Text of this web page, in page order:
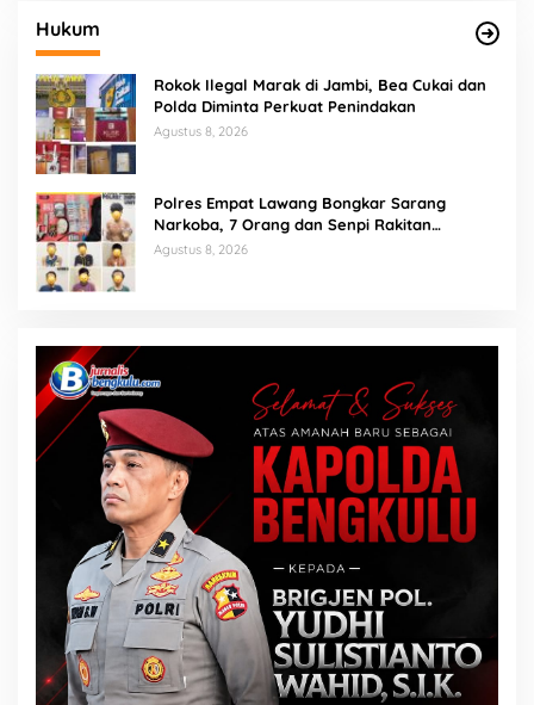
Hukum
Rokok Ilegal Marak di Jambi, Bea Cukai dan
Polda Diminta Perkuat Penindakan
Agustus 8, 2026
Polres Empat Lawang Bongkar Sarang
Narkoba, 7 Orang dan Senpi Rakitan
Diamankan
Agustus 8, 2026